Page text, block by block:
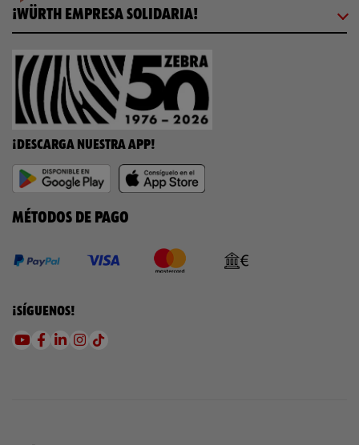
¡WÜRTH EMPRESA SOLIDARIA!
¡DESCARGA NUESTRA APP!
MÉTODOS DE PAGO
¡SÍGUENOS!